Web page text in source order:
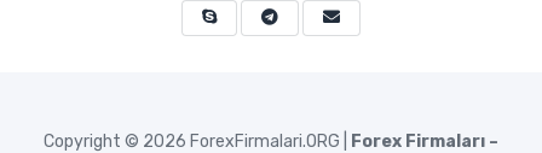
Copyright © 2026 ForexFirmalari.ORG |
Forex Firmaları –